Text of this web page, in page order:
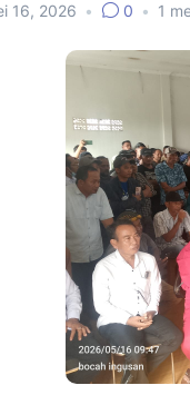
16, 2026 • 0 • 1